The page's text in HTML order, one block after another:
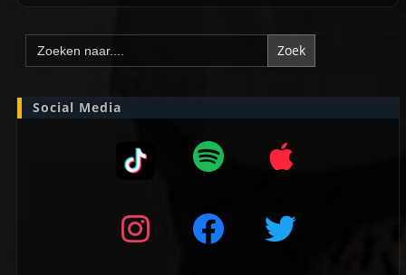
Zoek
naar:
Social Media